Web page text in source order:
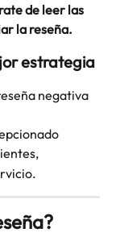
de leer las
la reseña.
estrategia
negativa